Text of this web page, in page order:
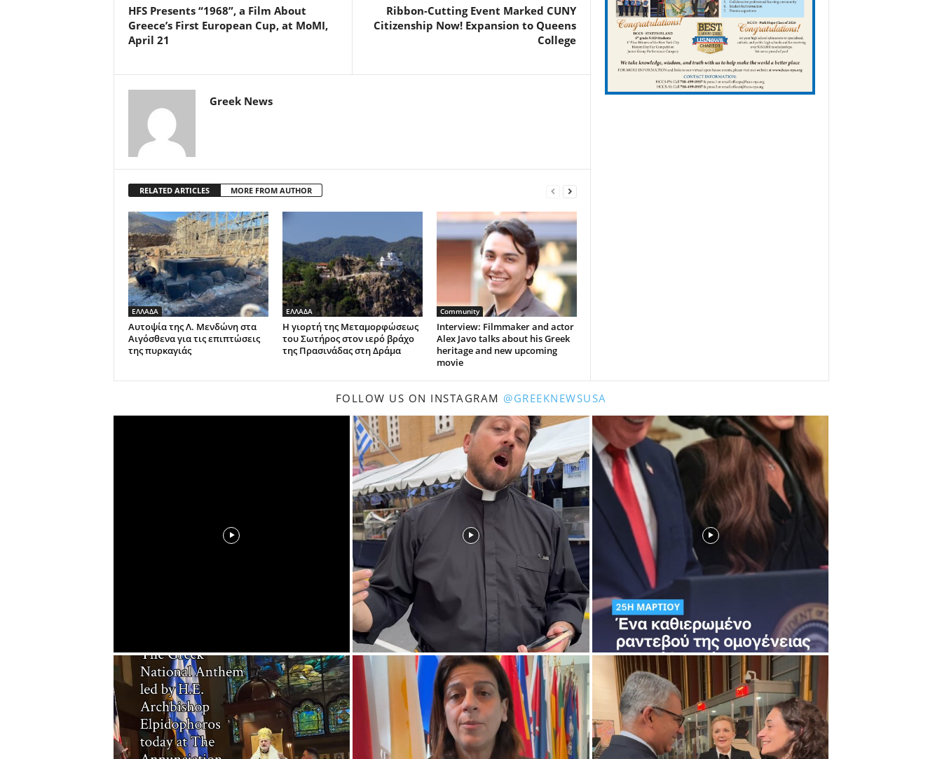
HFS Presents “1968”, a Film About
Greece’s First European Cup, at MoMI,
April 21
Ribbon-Cutting Event Marked CUNY
Citizenship Now! Expansion to Queens
College
Greek News
RELATED ARTICLES MORE FROM AUTHOR
ΕΛΛΑΔΑ
Αυτοψία της Λ. Μενδώνη στα
Αιγόσθενα για τις επιπτώσεις
της πυρκαγιάς
ΕΛΛΑΔΑ
Η γιορτή της Μεταμορφώσεως
του Σωτήρος στον ιερό βράχο
της Πρασινάδας στη Δράμα
Community
Interview: Filmmaker and actor
Alex Javo talks about his Greek
heritage and new upcoming
movie
FOLLOW US ON INSTAGRAM @GREEKNEWSUSA